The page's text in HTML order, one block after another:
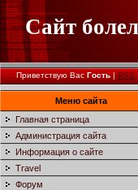
Сайт
Приветствую Вас Гость|RSS
Меню сайта
Главная страница
Администрация сайта
Информация о сайте
Travel
Форум